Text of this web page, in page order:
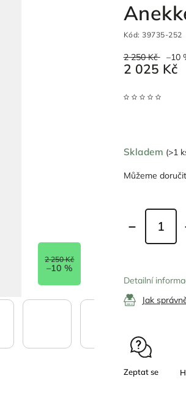
2 250 Kč
–10 %
Kód: 39735-252
2 250 Kč –10
2 025 Kč
Skladem (>1
Můžeme
Detailní
Jak
Zeptat se